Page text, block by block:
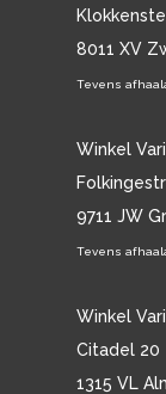
8011 XV
Tevens
Winkel
9711 JW
Tevens
Winkel
Citadel 20
1315 VL